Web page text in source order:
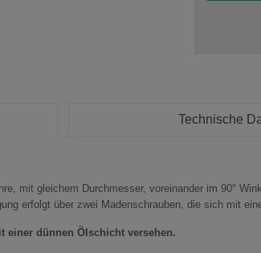
mit gleichem Durchmesser, voreinander im 90°
erfolgt über zwei Madenschrauben, die sich mit
einer dünnen Ölschicht versehen.
Technische